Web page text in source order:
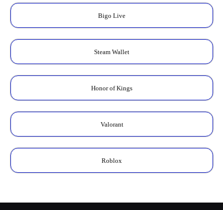
Bigo Live
Steam Wallet
Honor of Kings
Valorant
Roblox